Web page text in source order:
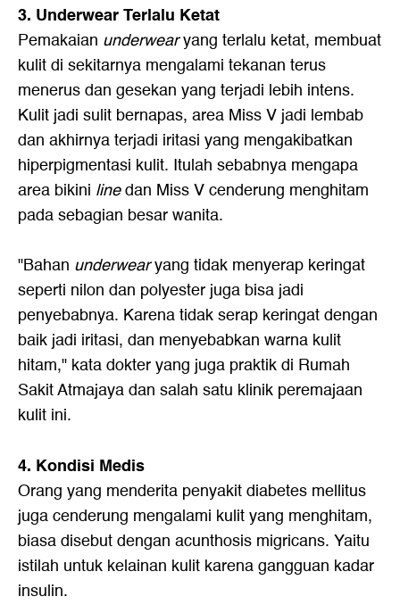
3. Underwear Terlalu Ketat
Pemakaian underwearyang terlalu ketat, membuat
kulit di sekitarnya mengalami tekanan terus
menerus dan gesekan yang terjadi lebih intens.
Kulit jadi sulit bernapas, area Miss V jadi lembab
dan akhirnya terjadi iritasi yang mengakibatkan
hiperpigmentasi kulit. Itulah sebabnya mengapa
area bikini linedan Miss V cenderung menghitam
pada sebagian besar wanita.
"Bahan underwearyang tidak menyerap keringat
seperti nilon dan polyester juga bisa jadi
penyebabnya. Karena tidak serap keringat dengan
baik jadi iritasi, dan menyebabkan warna kulit
hitam," kata dokter yang juga praktik di Rumah
Sakit Atmajaya dan salah satu klinik peremajaan
kulit ini.
4. Kondisi Medis
Orang yang menderita penyakit diabetes mellitus
juga cenderung mengalami kulit yang menghitam,
biasa disebut dengan acunthosis migricans. Yaitu
istilah untuk kelainan kulit karena gangguan kadar
insulin.